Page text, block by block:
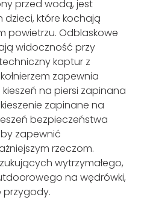
przed wodą, jest
które kochają
powietrzu. Odblaskowe
widoczność przy
kaptur z
zapewnia
na piersi zapinana
zapinane na
bezpieczeństwa
zapewnić
rzeczom.
wytrzymałego,
na wędrówki,
przygody.